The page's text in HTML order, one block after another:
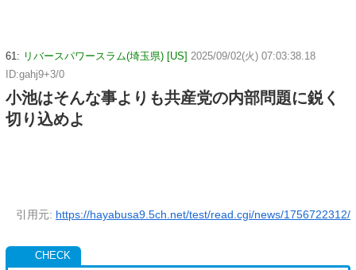
61: リバースパワースラム(埼玉県) [US] 2025/09/02(火) 07:03:38.18
ID:gahj9+3/0
小池はそんな事よりも共産党の内部問題に鋭く
切り込めよ
引用元: https://hayabusa9.5ch.net/test/read.cgi/news/1756722312/